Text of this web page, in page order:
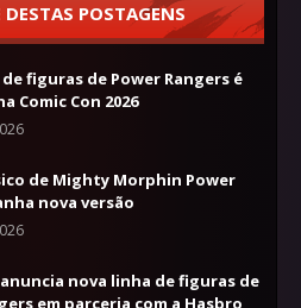
POSTAGENS
figuras de Power Rangers é
Comic Con 2026
de Mighty Morphin Power
nova versão
nova linha de figuras de
em parceria com a Hasbro